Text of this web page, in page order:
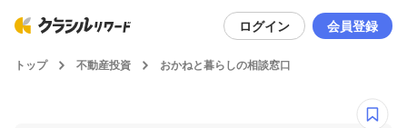
ログイン 会員登録
トップ 不動産投資 おかねと暮らしの相談窓口